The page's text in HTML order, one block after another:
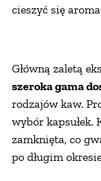
cieszyć się
Główną zaletą
szeroka gama
rodzajów kaw.
wybór kapsułek.
zamknięta, co
po długim